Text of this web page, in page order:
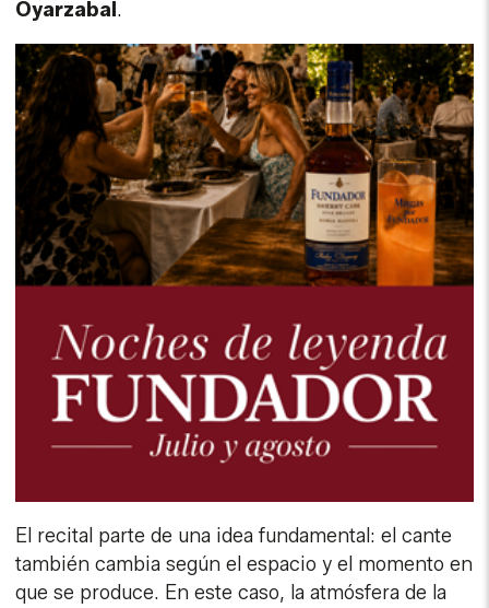
Oyarzabal .
El recital parte de una idea fundamental: el cante
también cambia según el espacio y el momento en
que se produce. En este caso, la atmósfera de la